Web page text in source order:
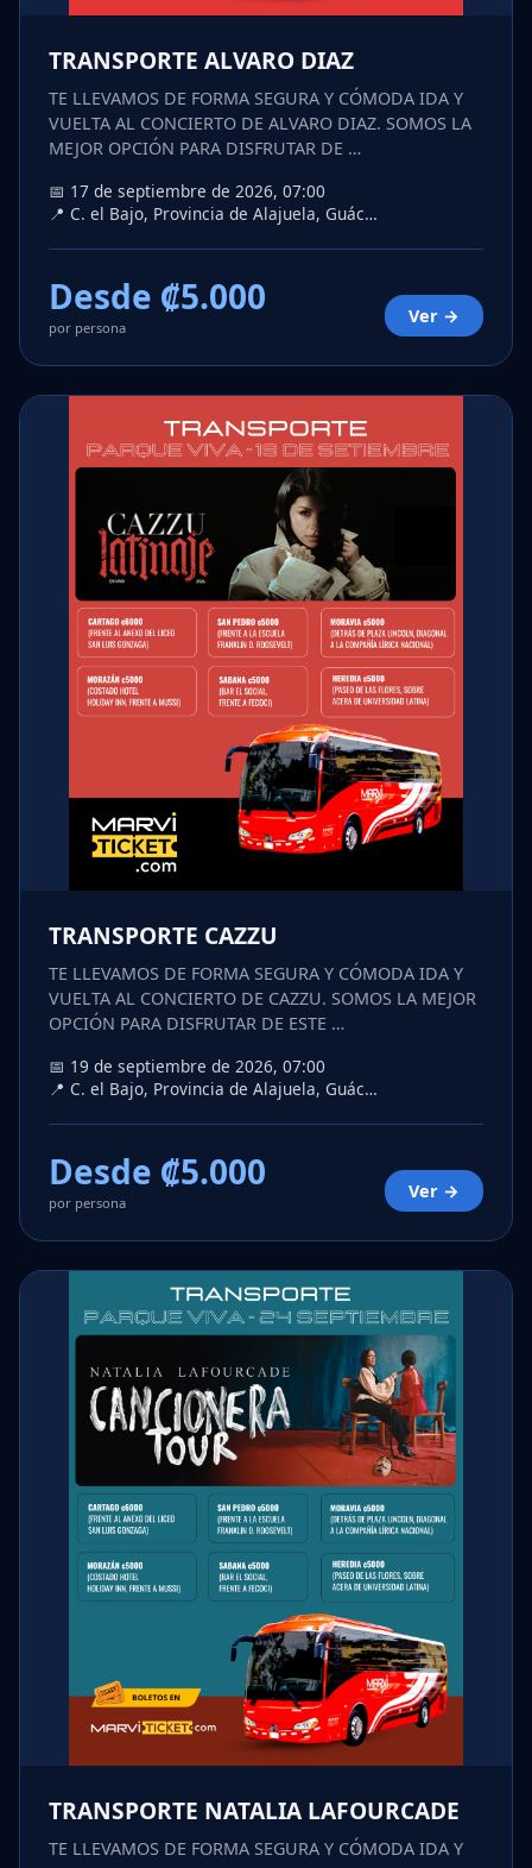
TRANSPORTE ALVARO DIAZ
TE LLEVAMOS DE FORMA SEGURA Y CÓMODA IDA Y
VUELTA AL CONCIERTO DE ALVARO DIAZ. SOMOS LA
MEJOR OPCIÓN PARA DISFRUTAR DE …
📅 17 de septiembre de 2026, 07:00
📍 C. el Bajo, Provincia de Alajuela, Guác…
Desde ₡5.000
por persona
Ver →
TRANSPORTE CAZZU
TE LLEVAMOS DE FORMA SEGURA Y CÓMODA IDA Y
VUELTA AL CONCIERTO DE CAZZU. SOMOS LA MEJOR
OPCIÓN PARA DISFRUTAR DE ESTE …
📅 19 de septiembre de 2026, 07:00
📍 C. el Bajo, Provincia de Alajuela, Guác…
Desde ₡5.000
por persona
Ver →
TRANSPORTE NATALIA LAFOURCADE
TE LLEVAMOS DE FORMA SEGURA Y CÓMODA IDA Y